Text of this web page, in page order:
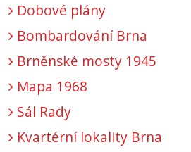
Dobové plány
Bombardování Brna
Brněnské mosty 1945
Mapa 1968
Sál Rady
Kvartérní lokality Brna